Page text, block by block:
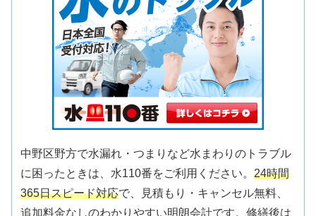
中野区野方で水漏れ・つまりなど水まわりのトラブル
に困ったときは、水110番をご利用ください。24時間
365日スピード対応で、見積もり・キャンセル無料、
追加料金なしのわかりやすい明朗会計です。修繕後は